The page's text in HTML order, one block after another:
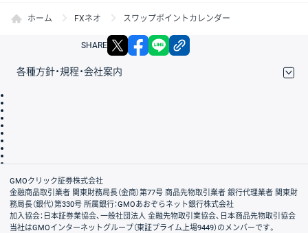
ホーム FXネオ スワップポイントカレンダー
SHARE X facebook
各種方針・規程・会社案内
会社案内
GMOクリック証券株式会社
金融商品取引業者 関東財務局長（金商）第77号 商品先物取引業者 銀行代理業者 関東財
務局長（銀代）第330号 所属銀行：GMOあおぞらネット銀行株式会社
加入協会：日本証券業協会、一般社団法人 金融先物取引業協会、日本商品先物取引協会
当社はGMOインターネットグループ（東証プライム上場9449）のメンバーです。